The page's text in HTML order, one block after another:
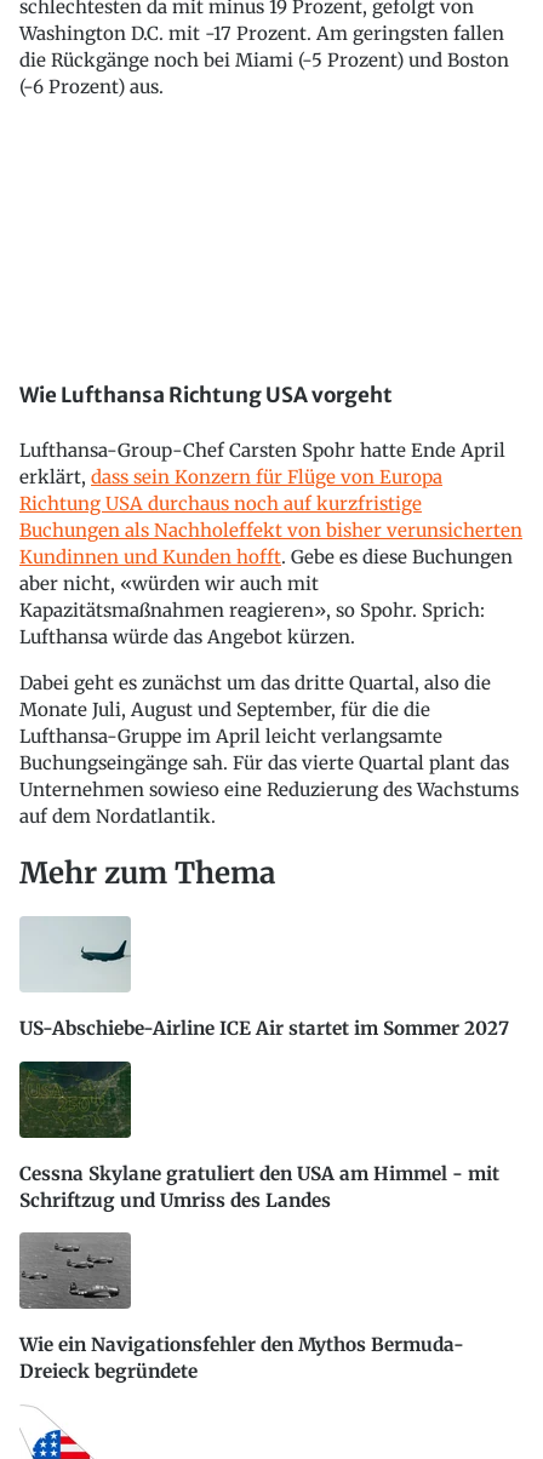
schlechtesten da mit minus 19 Prozent, gefolgt von
Washington D.C. mit -17 Prozent. Am geringsten fallen
die Rückgänge noch bei Miami (-5 Prozent) und Boston
(-6 Prozent) aus.
Wie Lufthansa Richtung USA vorgeht
Lufthansa-Group-Chef Carsten Spohr hatte Ende April
erklärt, dass sein Konzern für Flüge von Europa
Richtung USA durchaus noch auf kurzfristige
Buchungen als Nachholeffekt von bisher verunsicherten
Kundinnen und Kunden hofft. Gebe es diese Buchungen
aber nicht, «würden wir auch mit
Kapazitätsmaßnahmen reagieren», so Spohr. Sprich:
Lufthansa würde das Angebot kürzen.
Dabei geht es zunächst um das dritte Quartal, also die
Monate Juli, August und September, für die die
Lufthansa-Gruppe im April leicht verlangsamte
Buchungseingänge sah. Für das vierte Quartal plant das
Unternehmen sowieso eine Reduzierung des Wachstums
auf dem Nordatlantik.
Mehr zum Thema
US-Abschiebe-Airline ICE Air startet im Sommer 2027
Cessna Skylane gratuliert den USA am Himmel - mit
Schriftzug und Umriss des Landes
Wie ein Navigationsfehler den Mythos Bermuda-
Dreieck begründete